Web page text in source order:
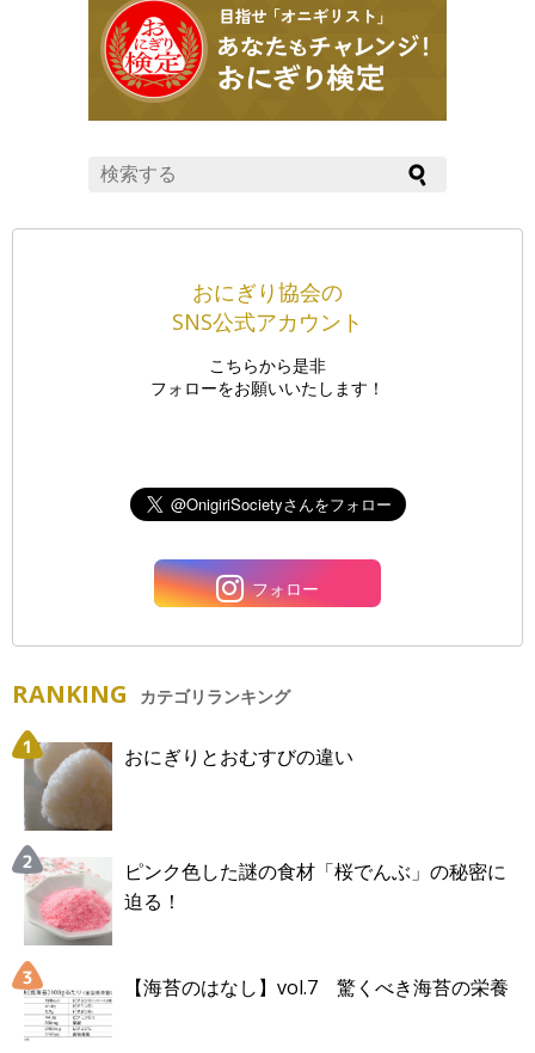
おにぎり協会の
SNS公式アカウント
こちらから是非
フォローをお願いいたします！
フォロー
RANKING カテゴリランキング
おにぎりとおむすびの違い
ピンク色した謎の食材「桜でんぶ」の秘密に
迫る！
【海苔のはなし】vol.7 驚くべき海苔の栄養